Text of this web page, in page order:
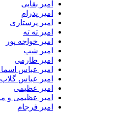
امیر بقایی
امیر پدرام
امیر پرستاری
امیر ته ته
امیر خواجه پور
امیر شب
امیر طارمی
امیر عباس اسماعیلی
امیر عباس گلاب
امیر عظیمی
امیر عظیمی و میلاد بابایی
امیر فرجام